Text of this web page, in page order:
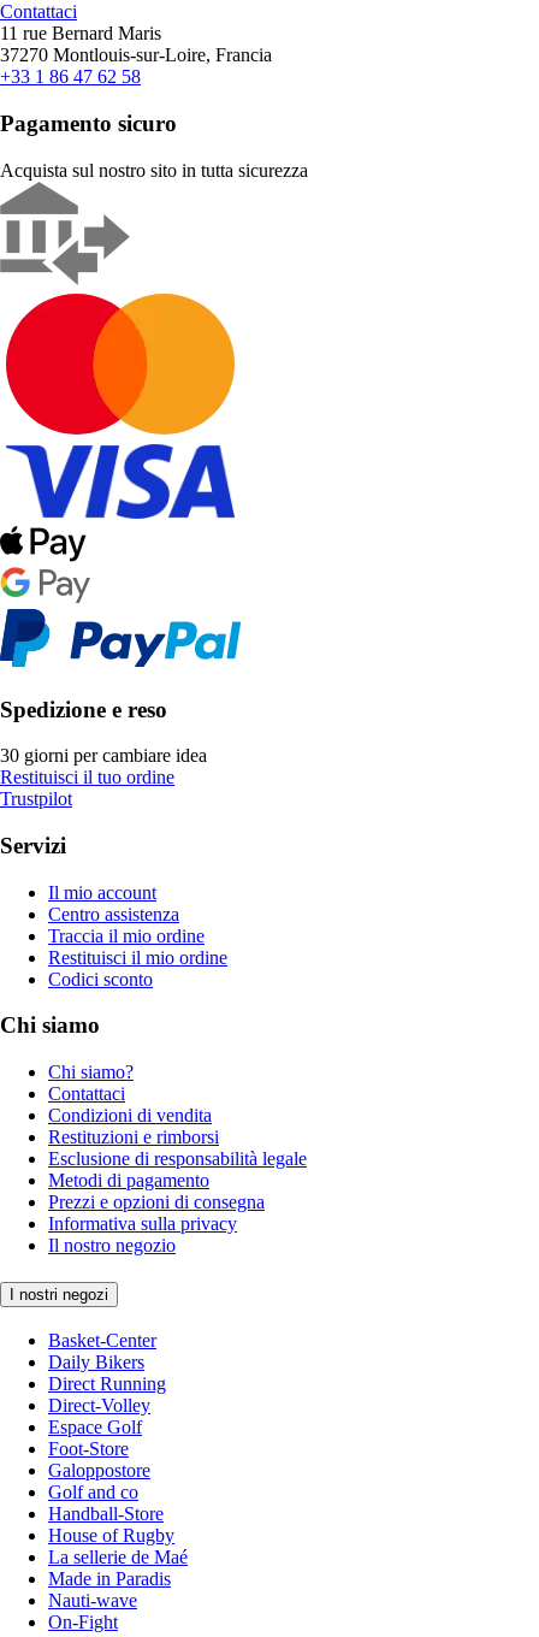
Contattaci
11 rue Bernard Maris
37270 Montlouis-sur-Loire, Francia
+33 1 86 47 62 58
Pagamento sicuro
Acquista sul nostro sito in tutta sicurezza
Spedizione e reso
30 giorni per cambiare idea
Restituisci il tuo ordine
Trustpilot
Servizi
Il mio account
Centro assistenza
Traccia il mio ordine
Restituisci il mio ordine
Codici sconto
Chi siamo
Chi siamo?
Contattaci
Condizioni di vendita
Restituzioni e rimborsi
Esclusione di responsabilità legale
Metodi di pagamento
Prezzi e opzioni di consegna
Informativa sulla privacy
Il nostro negozio
I nostri negozi
Basket-Center
Daily Bikers
Direct Running
Direct-Volley
Espace Golf
Foot-Store
Galoppostore
Golf and co
Handball-Store
House of Rugby
La sellerie de Maé
Made in Paradis
Nauti-wave
On-Fight